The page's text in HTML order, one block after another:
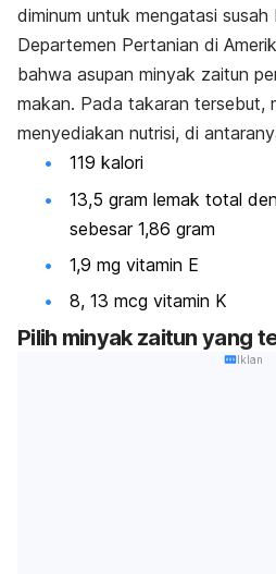
diminum untuk mengatasi susah
Departemen Pertanian di
bahwa asupan minyak zaitun
makan. Pada takaran tersebut,
menyediakan nutrisi, di
119 kalori
13,5 gram lemak total
sebesar 1,86 gram
1,9 mg vitamin E
8, 13 mcg vitamin K
Pilih minyak zaitun yang
Iklan